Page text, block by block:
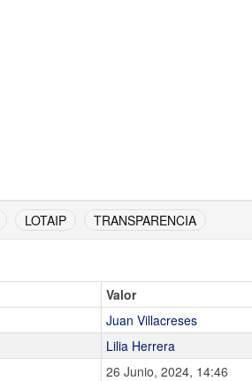
LOTAIP TRANSPARENCIA
Valor
Juan Villacreses
Lilia Herrera
26 Junio, 2024, 14:46